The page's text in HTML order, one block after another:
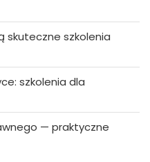
skuteczne szkolenia
szkolenia dla
— praktyczne